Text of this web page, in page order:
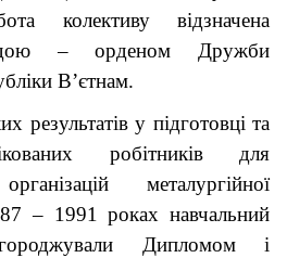
колективу відзначена
– орденом Дружби
В’єтнам.
результатів у підготовці та
робітників для
металургійної
– 1991 роках навчальний
Дипломом і